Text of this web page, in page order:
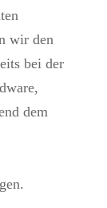
wir den
bei der
dem